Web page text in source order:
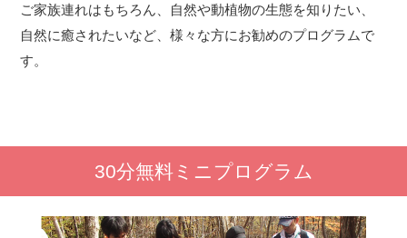
ご家族連れはもちろん、自然や動植物の生態を知りたい、
自然に癒されたいなど、様々な方にお勧めのプログラムで
す。
30分無料ミニプログラム